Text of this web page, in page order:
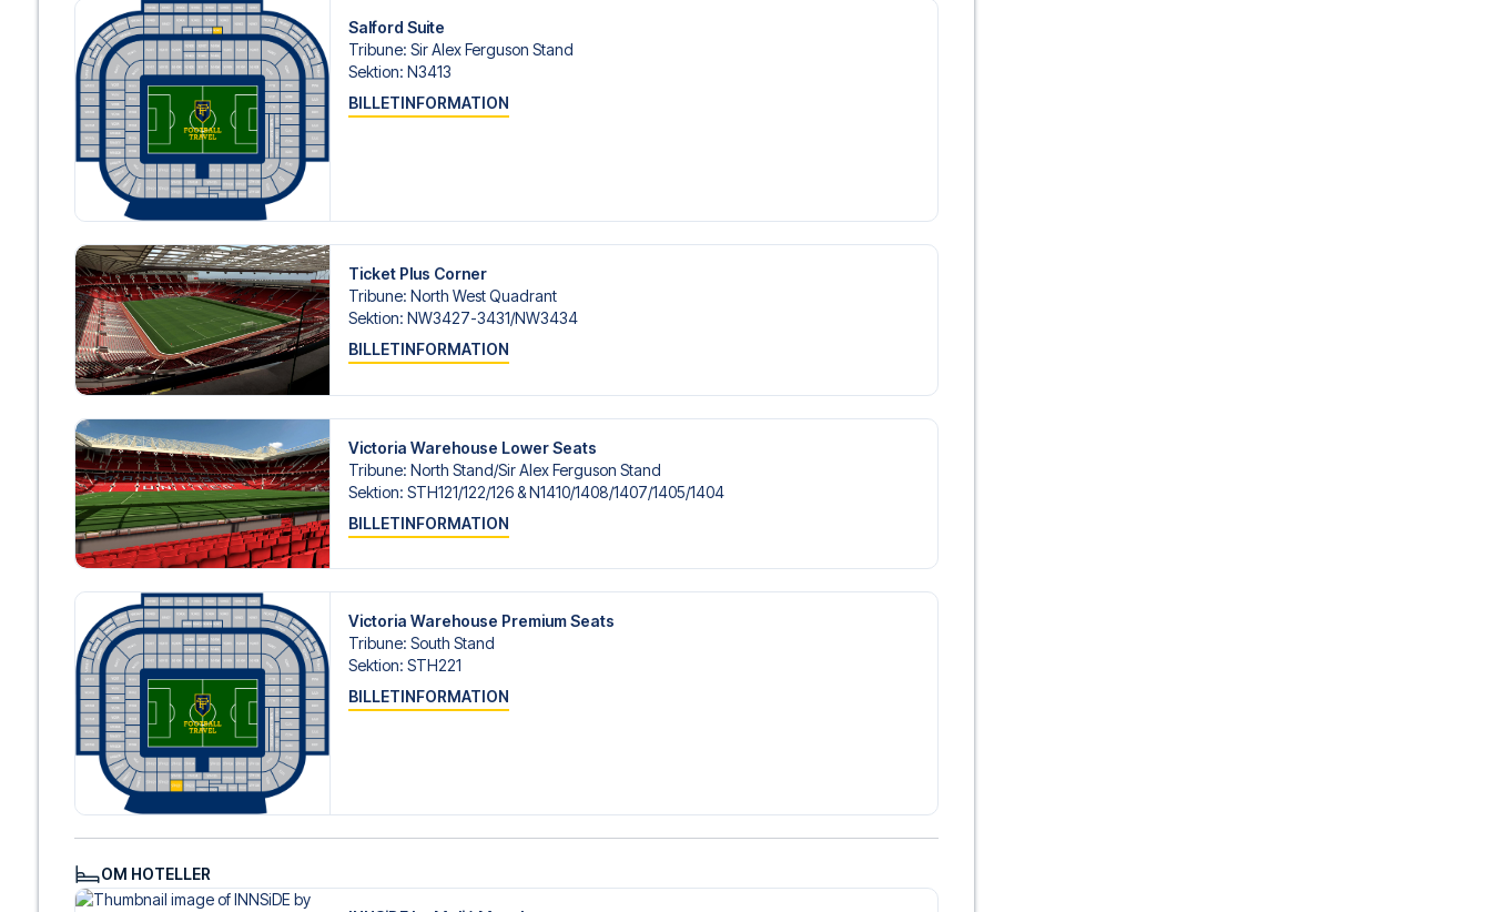
Salford Suite
Tribune: Sir Alex Ferguson Stand
Sektion: N3413
BILLETINFORMATION
Ticket Plus Corner
Tribune: North West Quadrant
Sektion: NW3427-3431/​NW3434
BILLETINFORMATION
Victoria Warehouse Lower Seats
Tribune: North Stand/​Sir Alex Ferguson Stand
Sektion: STH121/​122/​126 & N1410/​1408/​1407/​1405/​1404
BILLETINFORMATION
Victoria Warehouse Premium Seats
Tribune: South Stand
Sektion: STH221
BILLETINFORMATION
OM HOTELLER